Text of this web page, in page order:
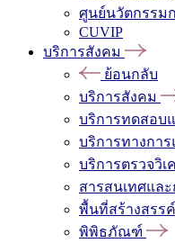
ศูนย์นวัตกรรมก
CUVIP
บริการสังคม
ย้อนกลับ
บริการสังคม
บริการทดสอบ
บริการทางกา
บริการตรวจวิ
สารสนเทศแล
พื้นที่สร้างสรรค์
พิพิธภัณฑ์